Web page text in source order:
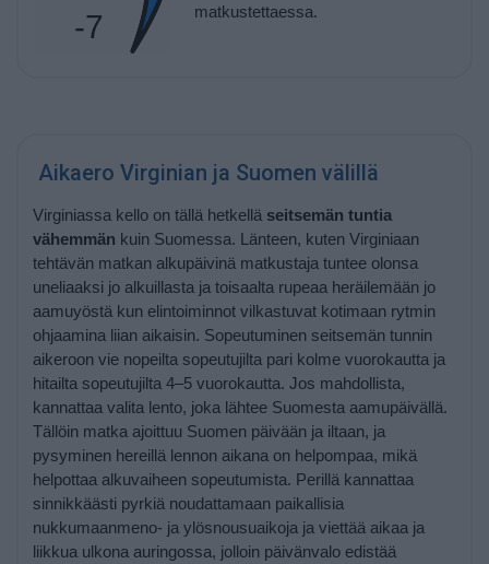
-7
matkustettaessa.
Aikaero Virginian ja Suomen välillä
Virginiassa kello on tällä hetkellä seitsemän tuntia
vähemmän kuin Suomessa. Länteen, kuten Virginiaan
tehtävän matkan alkupäivinä matkustaja tuntee olonsa
uneliaaksi jo alkuillasta ja toisaalta rupeaa heräilemään jo
aamuyöstä kun elintoiminnot vilkastuvat kotimaan rytmin
ohjaamina liian aikaisin. Sopeutuminen seitsemän tunnin
aikeroon vie nopeilta sopeutujilta pari kolme vuorokautta ja
hitailta sopeutujilta 4–5 vuorokautta. Jos mahdollista,
kannattaa valita lento, joka lähtee Suomesta aamupäivällä.
Tällöin matka ajoittuu Suomen päivään ja iltaan, ja
pysyminen hereillä lennon aikana on helpompaa, mikä
helpottaa alkuvaiheen sopeutumista. Perillä kannattaa
sinnikkäästi pyrkiä noudattamaan paikallisia
nukkumaanmeno- ja ylösnousuaikoja ja viettää aikaa ja
liikkua ulkona auringossa, jolloin päivänvalo edistää